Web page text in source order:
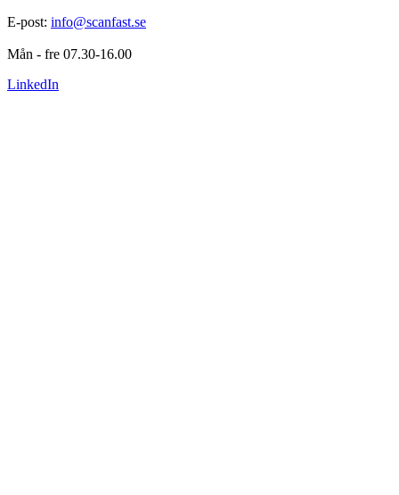
E-post: info@scanfast.se
Mån - fre 07.30-16.00
LinkedIn